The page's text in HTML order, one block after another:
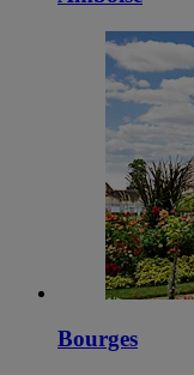
Bourges